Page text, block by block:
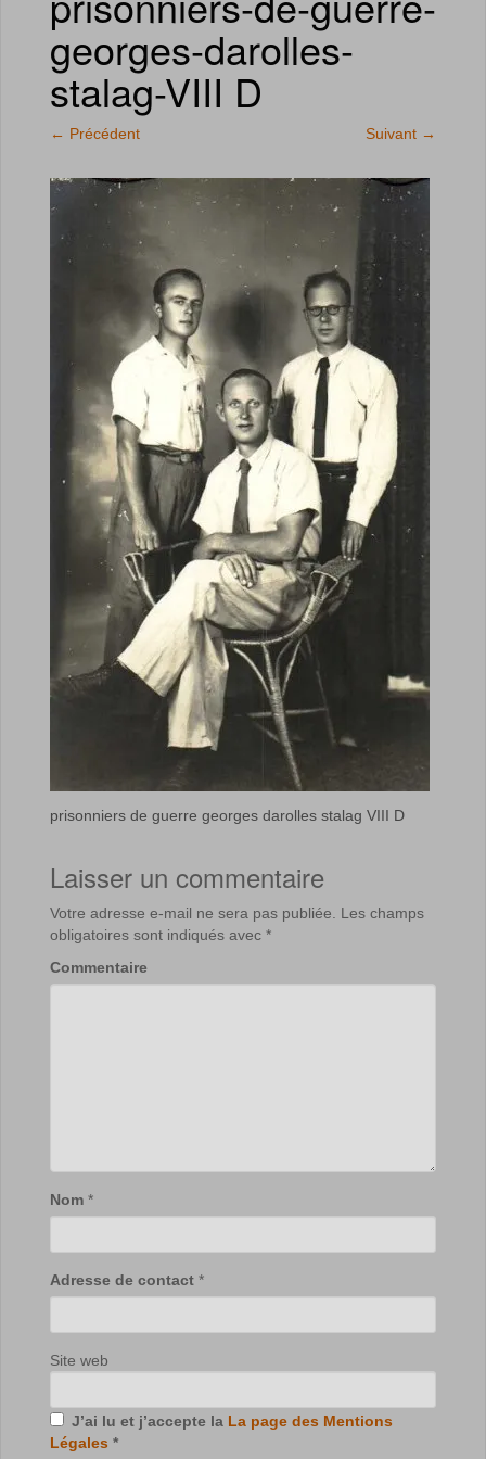
georges-darolles-
stalag-VIII D
← Précédent Suivant →
prisonniers de guerre georges darolles stalag VIII D
Laisser un commentaire
Votre adresse e-mail ne sera pas publiée.
Les champs
obligatoires sont indiqués avec *
Commentaire
Nom *
Adresse de contact *
Site web
J’ai lu et j’accepte la La page des Mentions
Légales *